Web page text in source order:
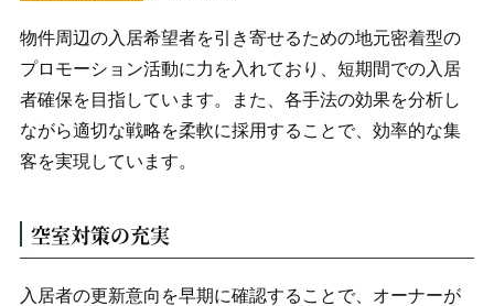
物件周辺の入居希望者を引き寄せるための地元密着型の
プロモーション活動に力を入れており、短期間での入居
者確保を目指しています。また、各手法の効果を分析し
ながら適切な戦略を柔軟に採用することで、効率的な集
客を実現しています。
空室対策の充実
入居者の更新意向を早期に確認することで、オーナーが